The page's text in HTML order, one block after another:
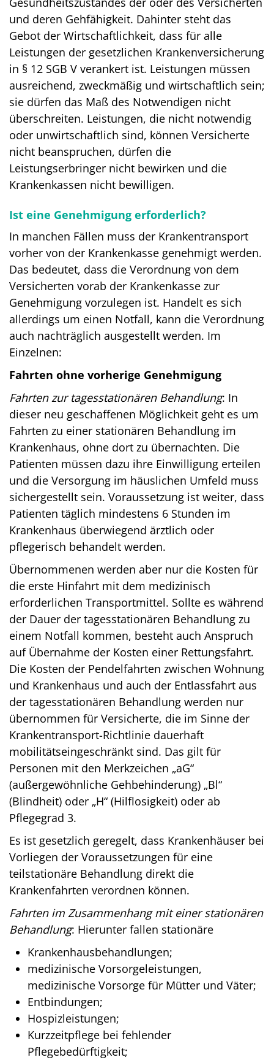
und deren Gehfähigkeit. Dahinter steht das
Gebot der Wirtschaftlichkeit, dass für alle
Leistungen der gesetzlichen Krankenversicherung
in § 12 SGB V verankert ist. Leistungen müssen
ausreichend, zweckmäßig und wirtschaftlich sein;
sie dürfen das Maß des Notwendigen nicht
überschreiten. Leistungen, die nicht notwendig
oder unwirtschaftlich sind, können Versicherte
nicht beanspruchen, dürfen die
Leistungserbringer nicht bewirken und die
Krankenkassen nicht bewilligen.
Ist eine Genehmigung erforderlich?
In manchen Fällen muss der Krankentransport
vorher von der Krankenkasse genehmigt werden.
Das bedeutet, dass die Verordnung von dem
Versicherten vorab der Krankenkasse zur
Genehmigung vorzulegen ist. Handelt es sich
allerdings um einen Notfall, kann die Verordnung
auch nachträglich ausgestellt werden. Im
Einzelnen:
Fahrten ohne vorherige Genehmigung
Fahrten zur tagesstationären Behandlung: In
dieser neu geschaffenen Möglichkeit geht es um
Fahrten zu einer stationären Behandlung im
Krankenhaus, ohne dort zu übernachten. Die
Patienten müssen dazu ihre Einwilligung erteilen
und die Versorgung im häuslichen Umfeld muss
sichergestellt sein. Voraussetzung ist weiter, dass
Patienten täglich mindestens 6 Stunden im
Krankenhaus überwiegend ärztlich oder
pflegerisch behandelt werden.
Übernommenen werden aber nur die Kosten für
die erste Hinfahrt mit dem medizinisch
erforderlichen Transportmittel. Sollte es während
der Dauer der tagesstationären Behandlung zu
einem Notfall kommen, besteht auch Anspruch
auf Übernahme der Kosten einer Rettungsfahrt.
Die Kosten der Pendelfahrten zwischen Wohnung
und Krankenhaus und auch der Entlassfahrt aus
der tagesstationären Behandlung werden nur
übernommen für Versicherte, die im Sinne der
Krankentransport-Richtlinie dauerhaft
mobilitätseingeschränkt sind. Das gilt für
Personen mit den Merkzeichen „aG“
(außergewöhnliche Gehbehinderung) „Bl“
(Blindheit) oder „H“ (Hilflosigkeit) oder ab
Pflegegrad 3.
Es ist gesetzlich geregelt, dass Krankenhäuser bei
Vorliegen der Voraussetzungen für eine
teilstationäre Behandlung direkt die
Krankenfahrten verordnen können.
Fahrten im Zusammenhang mit einer stationären
Behandlung: Hierunter fallen stationäre
Krankenhausbehandlungen;
medizinische Vorsorgeleistungen,
medizinische Vorsorge für Mütter und Väter;
Entbindungen;
Hospizleistungen;
Kurzzeitpflege bei fehlender
Pflegebedürftigkeit;